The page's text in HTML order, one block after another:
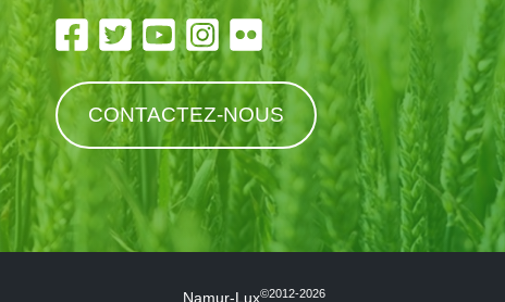
CONTACTEZ-NOUS
Namur-Lux©2012-2026